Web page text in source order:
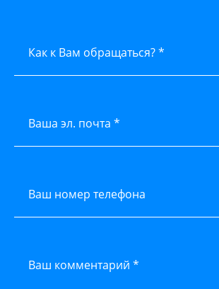
Как к Вам обращаться? *
Ваша эл. почта *
Ваш номер телефона
Ваш комментарий *